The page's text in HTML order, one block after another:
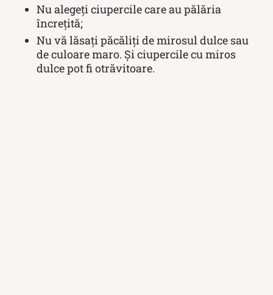
Nu alegeți ciupercile care au pălăria
încrețită;
Nu vă lăsați păcăliți de mirosul dulce sau
de culoare maro. Și ciupercile cu miros
dulce pot fi otrăvitoare.